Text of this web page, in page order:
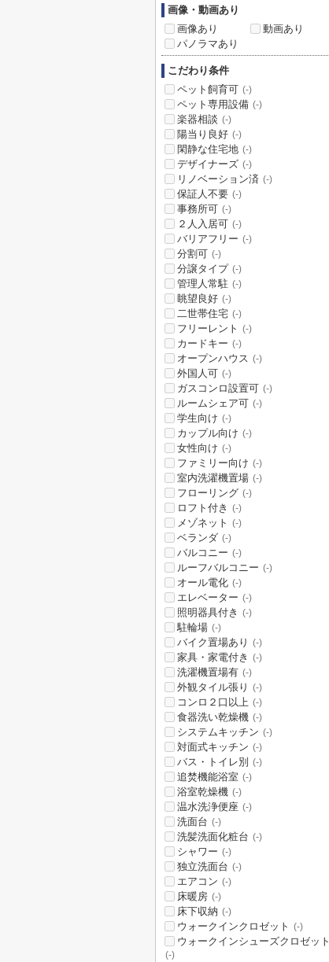
画像・動画あり
画像あり
動画あり
パノラマあり
こだわり条件
ペット飼育可 (-)
ペット専用設備 (-)
楽器相談 (-)
陽当り良好 (-)
閑静な住宅地 (-)
デザイナーズ (-)
リノベーション済 (-)
保証人不要 (-)
事務所可 (-)
２人入居可 (-)
バリアフリー (-)
分割可 (-)
分譲タイプ (-)
管理人常駐 (-)
眺望良好 (-)
二世帯住宅 (-)
フリーレント (-)
カードキー (-)
オープンハウス (-)
外国人可 (-)
ガスコンロ設置可 (-)
ルームシェア可 (-)
学生向け (-)
カップル向け (-)
女性向け (-)
ファミリー向け (-)
室内洗濯機置場 (-)
フローリング (-)
ロフト付き (-)
メゾネット (-)
ベランダ (-)
バルコニー (-)
ルーフバルコニー (-)
オール電化 (-)
エレベーター (-)
照明器具付き (-)
駐輪場 (-)
バイク置場あり (-)
家具・家電付き (-)
洗濯機置場有 (-)
外観タイル張り (-)
コンロ２口以上 (-)
食器洗い乾燥機 (-)
システムキッチン (-)
対面式キッチン (-)
バス・トイレ別 (-)
追焚機能浴室 (-)
浴室乾燥機 (-)
温水洗浄便座 (-)
洗面台 (-)
洗髪洗面化粧台 (-)
シャワー (-)
独立洗面台 (-)
エアコン (-)
床暖房 (-)
床下収納 (-)
ウォークインクロゼット (-)
ウォークインシューズクロゼット
(-)